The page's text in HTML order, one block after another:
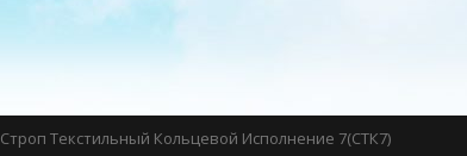
Строп Текстильный Кольцевой Исполнение 7(СТК7)